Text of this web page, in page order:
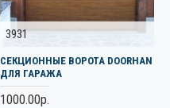
3931
СЕКЦИОННЫЕ ВОРОТА DOORHAN
ДЛЯ ГАРАЖА
1000.00р.